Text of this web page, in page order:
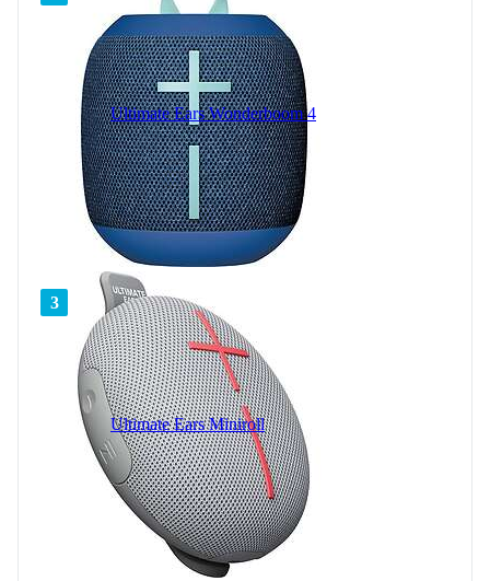
Ultimate Ears Wonderboom 4
3
Ultimate Ears Miniroll